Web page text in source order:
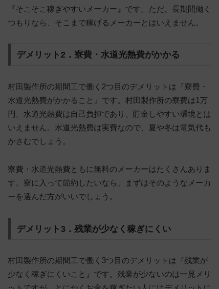
『そこそこ稼ぎやすいメーカー』です。ただ、長期間働く
つもりなら、そこまで稼げるメーカーとはいえません。
デメリット2．寮費・水道光熱費がかかる
村田製作所の期間工で働く2つ目のデメリットは『寮費・
水道光熱費がかかること』です。村田製作所の寮費は1万
円、水道光熱費は自己負担であり、
貯金しやすい環境とは
いえません。水道光熱費は実費なので、夏や冬は電気代も
かさむでしょう。
寮費・水道光熱費ともに無料のメーカーはたくさんありま
す。寮に入って節約したいなら、まずはそのようなメーカ
ーを選んだ方がいいでしょう。
デメリット3．残業が少なく稼ぎにくい
村田製作所の期間工で働く3つ目のデメリットは『残業が
少なく稼ぎにくいこと』です。残業が少ないのは一見メリ